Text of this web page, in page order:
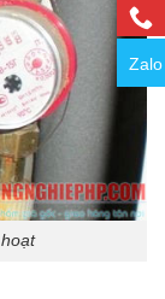
Zalo